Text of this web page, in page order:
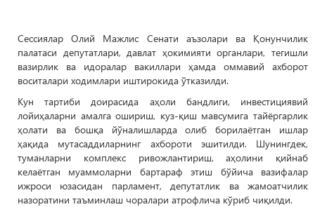
Сессиялар Олий Мажлис Сенати аъзолари ва Қонунчилик
палатаси депутатлари, давлат ҳокимияти органлари, тегишли
вазирлик ва идоралар вакиллари ҳамда оммавий ахборот
воситалари ходимлари иштирокида ўтказилди.
Кун тартиби доирасида аҳоли бандлиги, инвестициявий
лойиҳаларни амалга ошириш, куз-қиш мавсумига тайёргарлик
ҳолати ва бошқа йўналишларда олиб борилаётган ишлар
ҳақида мутасаддиларнинг ахбороти эшитилди. Шунингдек,
туманларни комплекс ривожлантириш, аҳолини қийнаб
келаётган муаммоларни бартараф этиш бўйича вазифалар
ижроси юзасидан парламент, депутатлик ва жамоатчилик
назоратини таъминлаш чоралари атрофлича кўриб чиқилди.